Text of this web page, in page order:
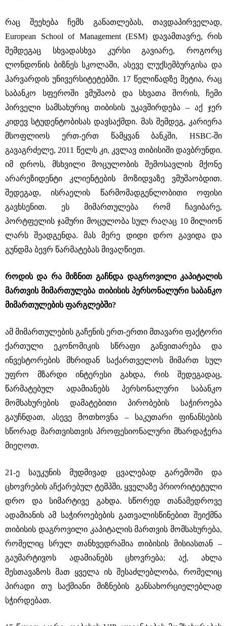
რაც შეეხება ჩემს განათლებას, თავდაპირველად,
European School of Management (ESM) დავამთავრე, რის
შემდეგაც სხვადასხვა კურსი გავიარე, როგორც
ლონდონის ბიზნეს სკოლაში, ასევე ლუქსემბურგისა და
ჰარვარდის უნივერსიტეტებში. 17 წელიწადზე მეტია, რაც
საბანკო სფეროში ვმუშაობ და სხვათა შორის, ჩემი
პირველი სამსახურიც თიბისის უკავშირდება ‒ აქ ჯერ
კიდევ სტუდენტობისას დავსაქმდი. მას შემდეგ, კარიერა
მსოფლიოს ერთ-ერთ წამყვან ბანკში, HSBC-ში
გავაგრძელე, 2011 წელს კი, კვლავ თიბისიში დავბრუნდი.
იმ დროს, მსხვილი მოცულობის შემოსავლის მქონე
არარეზიდენტი კლიენტების მოზიდვაზე ვმუშაობდით.
შედეგად, ისრაელის წარმომადგენლობითი ოფისი
გავხსენით. ეს მიმართულება რომ ჩავიბარე,
პორტფელის ჯამური მოცულობა სულ რაღაც 10 მილიონ
ლარს შეადგენდა. მას მერე დიდი დრო გავიდა და
გუნდმა ბევრ წარმატებას მივაღწიეთ.
როდის და რა მიზნით გაჩნდა დაგროვილი კაპიტალის
მართვის მიმართულება თიბისის პერსონალური საბანკო
მიმართულების ფარგლებში?
ამ მიმართულების გაჩენის ერთ-ერთი მთავარი ფაქტორი
ქართული ეკონომიკის სწრაფი განვითარება და
ინვესტორების მხრიდან საქართველოს მიმართ სულ
უფრო მზარდი ინტერესი გახდა, რის შედეგადაც,
წარმატებულ ადამიანებს პერსონალური საბანკო
მომსახურების დამატებითი პირობების საჭიროება
გაუჩნდათ, ასევე მოთხოვნა ‒ საკუთარი ფინანსების
სწორად მართვისთვის პროფესიონალური მხარდაჭერა
მიეღოთ.
21-ე საუკუნის მუდმივად ცვალებად გარემოში და
ცხოვრების აჩქარებულ ტემპში, ყველაზე პრიორიტეტული
დრო და სიმარტივე გახდა. სწორედ თანამედროვე
ადამიანის ამ საჭიროებების გათვალისწინებით შეიქმნა
თიბისის დაგროვილი კაპიტალის მართვის მომსახურება,
რომელიც სრულ თანხვედრაშია თიბისის მისიასთან ‒
გაუმარტივოს ადამიანებს ცხოვრება; აქ, ახლა
შესთავაზოს მათ ყველა ის შესაძლებლობა, რომელიც
პირადი თუ საქმიანი მიზნების განსახორციელებლად
სჭირდებათ.